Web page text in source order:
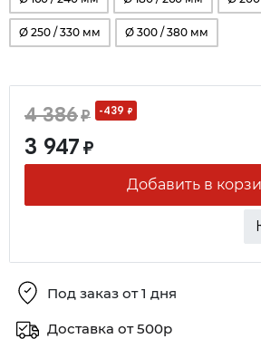
Ø 250 / 330 мм Ø 300 / 380 мм
4 386₽ -439 ₽
3 947 ₽
Добавить в
Под заказ от 1 дня
Доставка от 500р